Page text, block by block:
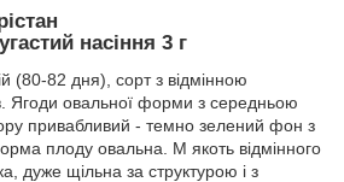
насіння 3 г
(80-82 дня), сорт з відмінною
Ягоди овальної форми з середньою
привабливий - темно зелений фон з
плоду овальна. М якоть відмінного
дуже щільна за структурою і з